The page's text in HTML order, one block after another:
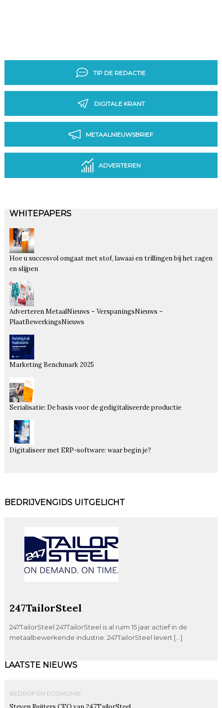
TIP DE REDACTIE
DIGITALE KRANT
METAALNIEUWSBRIEF
ADVERTEREN
WHITEPAPERS
Hoe u succesvol omgaat met stof, lawaai en trillingen bij het zagen
en slijpen
Adverteren MetaalNieuws – VerspaningsNieuws –
PlaatBewerkingsNieuws
Marketing Benchmark 2025
Serialisatie: De basis voor de gedigitaliseerde productie
Digitaliseer met ERP-software: waar begin je?
BEDRIJVENGIDS UITGELICHT
247TailorSteel
247TailorSteel 247TailorSteel is al ruim 15 jaar actief in de
metaalbewerkende industrie. 247TailorSteel levert […]
LAATSTE NIEUWS
BEDRIJF EN ECONOMIE